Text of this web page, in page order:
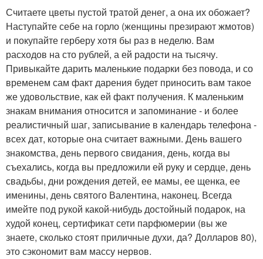
Считаете цветы пустой тратой денег, а она их обожает?
Наступайте себе на горло (женщины презирают жмотов)
и покупайте герберу хотя бы раз в неделю. Вам
расходов на сто рублей, а ей радости на тысячу.
Привыкайте дарить маленькие подарки без повода, и со
временем сам факт дарения будет приносить вам такое
же удовольствие, как ей факт получения. К маленьким
знакам внимания относится и запоминание - и более
реалистичный шаг, записывание в календарь телефона -
всех дат, которые она считает важными. День вашего
знакомства, день первого свидания, день, когда вы
съехались, когда вы предложили ей руку и сердце, день
свадьбы, дни рождения детей, ее мамы, ее щенка, ее
именины, день святого Валентина, наконец. Всегда
имейте под рукой какой-нибудь достойный подарок, на
худой конец, сертификат сети парфюмерии (вы же
знаете, сколько стоят приличные духи, да? Долларов 80),
это сэкономит вам массу нервов.